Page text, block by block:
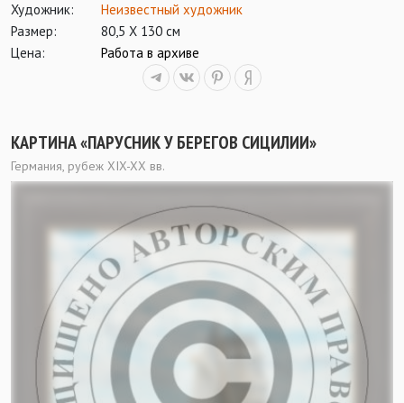
Художник:
Неизвестный художник
Размер:
80,5 Х 130 см
Цена:
Работа в архиве
КАРТИНА «ПАРУСНИК У БЕРЕГОВ СИЦИЛИИ»
Германия, рубеж XIX-XX вв.